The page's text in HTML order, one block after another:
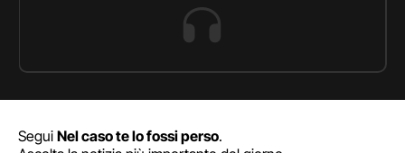
Segui Nel caso te lo fossi perso.